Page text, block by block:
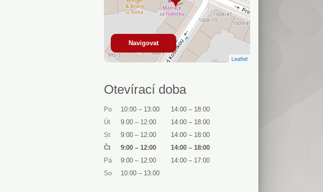
Leaflet
Navigovat
Otevírací doba
Po 10:00 – 13:00 14:00 – 18:00
Út
9:00 – 12:00 14:00 – 18:00
St
9:00 – 12:00 14:00 – 18:00
Čt
9:00 – 12:00 14:00 – 18:00
Pá
9:00 – 12:00 14:00 – 17:00
So
10:00 – 13:00